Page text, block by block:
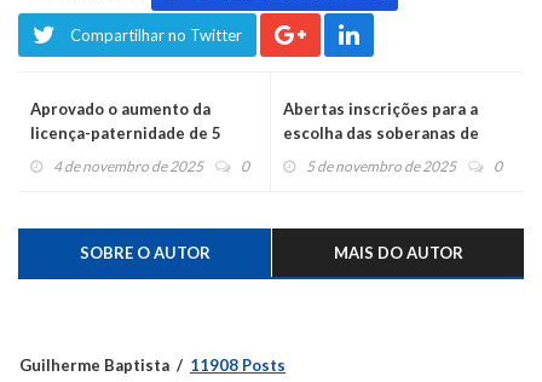
Compartilhar no Twitter
Aprovado o aumento da
licença-paternidade de 5
para 20 dias
4 de novembro de 2025 0
Abertas inscrições para a
escolha das soberanas de
Tupandi
5 de novembro de 2025 0
SOBRE O AUTOR MAIS DO AUTOR
Guilherme Baptista 11908 Posts